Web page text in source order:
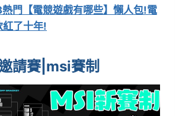
門【電競遊戲有哪些】懶人包!電
紅了十年!
請賽|msi賽制